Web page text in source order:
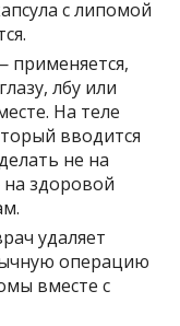
с липомой
применяется,
лбу или
На теле
вводится
не на
здоровой
удаляет
операцию
вместе с